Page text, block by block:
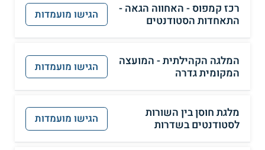
רכז קמפוס - האחווה הגאה -
התאחדות הסטודנטים
הגישו מועמדות
המלגה הקהילתית - המועצה
המקומית גדרה
הגישו מועמדות
מלגת חוסן בין השורות
לסטודנטים בשדרות
הגישו מועמדות